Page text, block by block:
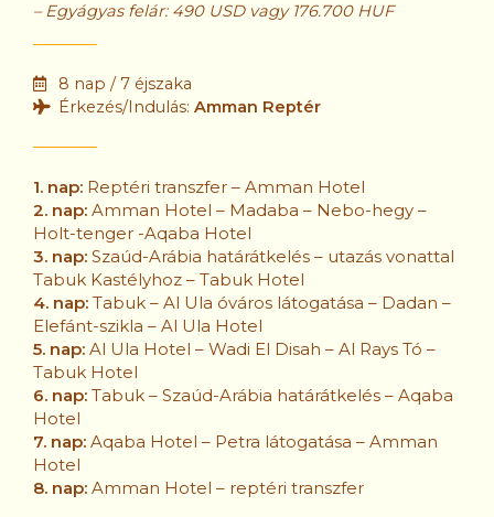
– Egyágyas felár: 490 USD vagy 176.700 HUF
8 nap / 7 éjszaka
Érkezés/Indulás: Amman Reptér
1. nap: Reptéri transzfer – Amman Hotel
2. nap: Amman Hotel – Madaba – Nebo-hegy –
Holt-tenger -Aqaba Hotel
3. nap: Szaúd-Arábia határátkelés – utazás vonattal
Tabuk Kastélyhoz – Tabuk Hotel
4. nap: Tabuk – Al Ula óváros látogatása – Dadan –
Elefánt-szikla – Al Ula Hotel
5. nap: Al Ula Hotel – Wadi El Disah – Al Rays Tó –
Tabuk Hotel
6. nap: Tabuk – Szaúd-Arábia határátkelés – Aqaba
Hotel
7. nap: Aqaba Hotel – Petra látogatása – Amman
Hotel
8. nap: Amman Hotel – reptéri transzfer